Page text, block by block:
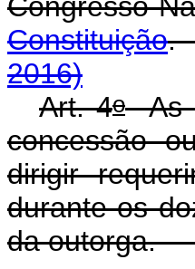
Constituição.
2016)
Art. 4oAs
concessão
dirigir
durante os
da